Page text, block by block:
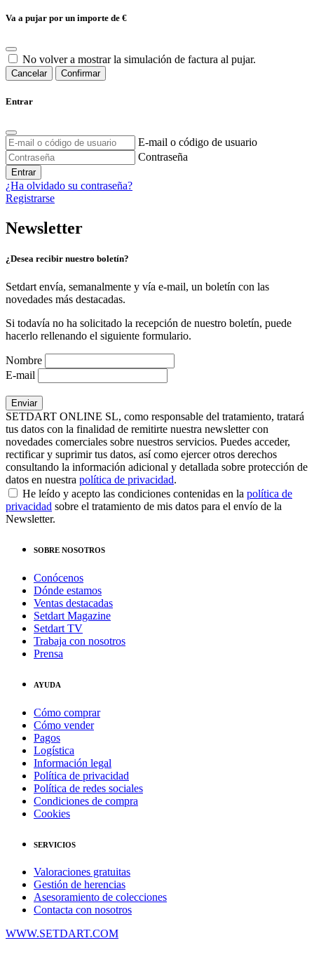
Va a pujar por un importe de €
No volver a mostrar la simulación de factura al pujar.
Cancelar Confirmar
Entrar
E-mail o código de usuario
Contraseña
Entrar
¿Ha olvidado su contraseña?
Registrarse
Newsletter
¿Desea recibir nuestro boletín?
Setdart envía, semanalmente y vía e-mail, un boletín con las
novedades más destacadas.
Si todavía no ha solicitado la recepción de nuestro boletín, puede
hacerlo rellenando el siguiente formulario.
Nombre
E-mail
SETDART ONLINE SL, como responsable del tratamiento, tratará
tus datos con la finalidad de remitirte nuestra newsletter con
novedades comerciales sobre nuestros servicios. Puedes acceder,
rectificar y suprimir tus datos, así como ejercer otros derechos
consultando la información adicional y detallada sobre protección de
datos en nuestra política de privacidad.
He leído y acepto las condiciones contenidas en la política de
privacidad sobre el tratamiento de mis datos para el envío de la
Newsletter.
SOBRE NOSOTROS
Conócenos
Dónde estamos
Ventas destacadas
Setdart Magazine
Setdart TV
Trabaja con nosotros
Prensa
AYUDA
Cómo comprar
Cómo vender
Pagos
Logística
Información legal
Política de privacidad
Política de redes sociales
Condiciones de compra
Cookies
SERVICIOS
Valoraciones gratuitas
Gestión de herencias
Asesoramiento de colecciones
Contacta con nosotros
WWW.SETDART.COM